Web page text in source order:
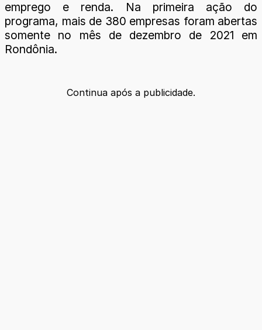
emprego e renda. Na primeira ação do
programa, mais de 380 empresas foram abertas
somente no mês de dezembro de 2021 em
Rondônia.
Continua após a publicidade.